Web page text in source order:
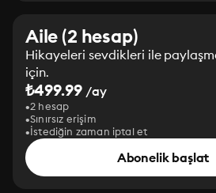
Aile (2 hesap)
Hikayeleri sevdikleri ile
için.
₺499.99 /ay
2 hesap
Sınırsız erişim
İstediğin zaman iptal et
Abonelik başlat